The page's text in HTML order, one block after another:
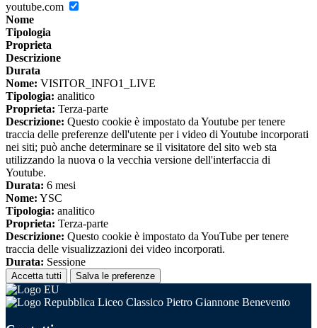
youtube.com
Nome
Tipologia
Proprieta
Descrizione
Durata
Nome: VISITOR_INFO1_LIVE
Tipologia: analitico
Proprieta: Terza-parte
Descrizione: Questo cookie è impostato da Youtube per tenere
traccia delle preferenze dell'utente per i video di Youtube incorporati
nei siti; può anche determinare se il visitatore del sito web sta
utilizzando la nuova o la vecchia versione dell'interfaccia di
Youtube.
Durata: 6 mesi
Nome: YSC
Tipologia: analitico
Proprieta: Terza-parte
Descrizione: Questo cookie è impostato da YouTube per tenere
traccia delle visualizzazioni dei video incorporati.
Durata: Sessione
Accetta tutti Salva le preferenze
Liceo Classico Pietro Giannone Benevento